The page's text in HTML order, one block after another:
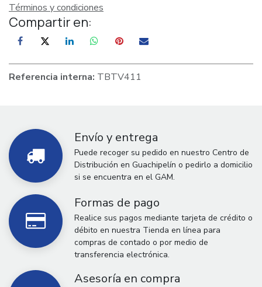
Términos y condiciones
Compartir en:
Referencia interna: TBTV411
Envío y entrega
Puede recoger su pedido en nuestro Centro de
Distribución en Guachipelín o pedirlo a domicilio
si se encuentra en el GAM.
Formas de pago
Realice sus pagos mediante tarjeta de crédito o
débito en nuestra Tienda en línea para
compras de contado o por medio de
transferencia electrónica.
Asesoría en compra